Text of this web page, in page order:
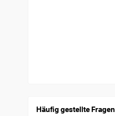
Häufig gestellte Fragen